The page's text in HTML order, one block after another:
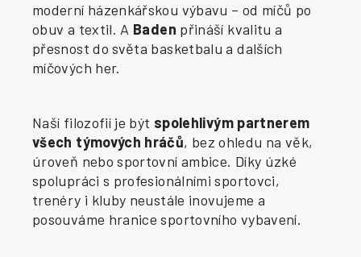
moderní házenkářskou výbavu – od míčů po
obuv a textil. A Baden přináší kvalitu a
přesnost do světa basketbalu a dalších
míčových her.
Naší filozofií je být spolehlivým partnerem
všech týmových hráčů, bez ohledu na věk,
úroveň nebo sportovní ambice. Díky úzké
spolupráci s profesionálními sportovci,
trenéry i kluby neustále inovujeme a
posouváme hranice sportovního vybavení.